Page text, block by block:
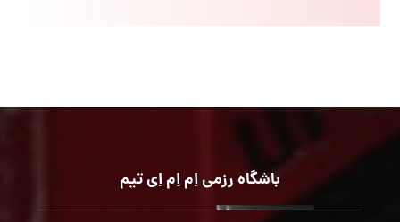
باشگاه رزمی اِم اِم اِی تیم